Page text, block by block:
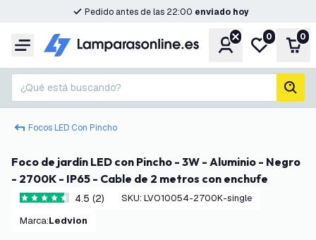
Pedido antes de las 22:00 enviado hoy
Menú CuentaMi lista de
0 0
¿Qué está buscando?
Focos LED Con Pincho
Foco de jardín LED con Pincho - 3W - Aluminio - Negro
- 2700K - IP65 - Cable de 2 metros con enchufe
4.5 estrellas de puntuación
4.5 (2) SKU: LVO10054-2700K-single
Marca: Ledvion